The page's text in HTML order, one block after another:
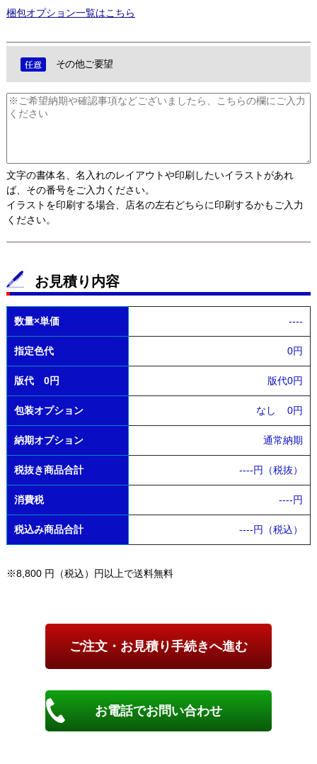
梱包オプション一覧はこちら
その他ご要望
文字の書体名、名入れのレイアウトや印刷したいイラストがあれ
ば、その番号をご入力ください。
イラストを印刷する場合、店名の左右どちらに印刷するかもご入力
ください。
お見積り内容
数量×単価 ----
指定色代 0円
版代 0円 版代0円
包装オプション なし 0円
納期オプション 通常納期
税抜き商品合計 ----円（税抜）
消費税 ----円
税込み商品合計 ----円（税込）
※8,800 円（税込）円以上で送料無料
お電話でお問い合わせ